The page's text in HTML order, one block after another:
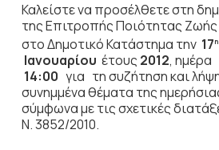
Καλείστε να προσέλθετε στη
της Επιτροπής Ποιότητας
στο Δημοτικό Κατάστημα την 17η
Ιανουαρίου έτους 2012, ημέρα
14:00 για τη συζήτησηκαι
συνημμένα θέματα της
σύμφωνα με τις σχετικές
Ν. 3852/2010.